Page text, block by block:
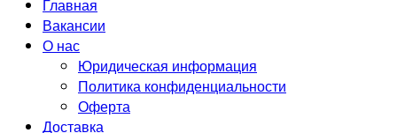
Главная
Вакансии
О нас
Юридическая информация
Политика конфиденциальности
Оферта
Доставка